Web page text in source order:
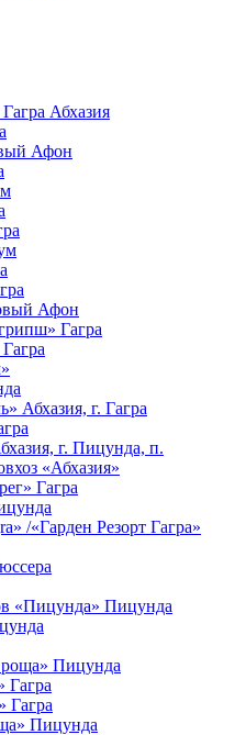
Абхазия
Афон
Афон
Гагра
Абхазия, г. Гагра
г. Пицунда, п.
«Абхазия»
Гагра
/«Гарден Резорт Гагра»
«Пицунда» Пицунда
Пицунда
Гагра
Гагра
Пицунда